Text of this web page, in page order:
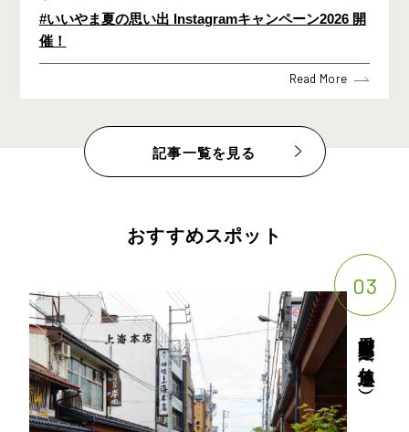
#いいやま夏の思い出 Instagramキャンペーン2026 開
催！
Read More
記事一覧を見る
おすすめスポット
03
愛宕町雁木通り（仏壇通り）